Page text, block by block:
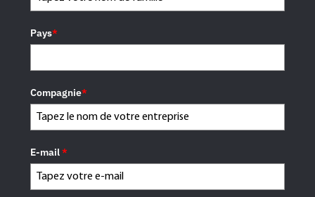
Pays*
Compagnie*
E-mail*